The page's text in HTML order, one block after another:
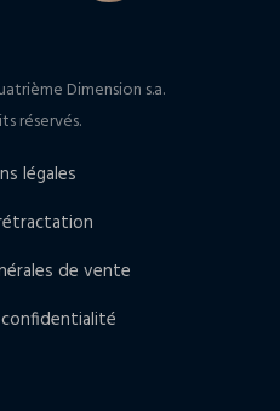
Dimension s.a.
réservés.
légales
de vente